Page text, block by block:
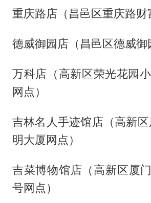
重庆路店（昌邑区重庆路财
德威御园店（昌邑区德威御
万科店（高新区荣光花园
网点）
吉林名人手迹馆店（高新
明大厦网点）
吉菜博物馆店（高新区厦
号网点）